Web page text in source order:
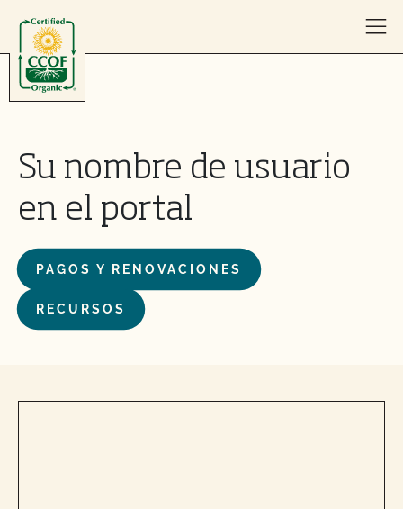
Su nombre de usuario
en el portal
PAGOS Y RENOVACIONES
RECURSOS